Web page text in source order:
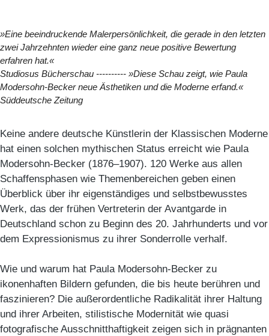
»Eine beeindruckende Malerpersönlichkeit, die gerade in den letzten
zwei Jahrzehnten wieder eine ganz neue positive Bewertung
erfahren hat.«
Studiosus Bücherschau ---------- »Diese Schau zeigt, wie Paula
Modersohn-Becker neue Ästhetiken und die Moderne erfand.«
Süddeutsche Zeitung
Keine andere deutsche Künstlerin der Klassischen Moderne
hat einen solchen mythischen Status erreicht wie Paula
Modersohn-Becker (1876–1907). 120 Werke aus allen
Schaffensphasen wie Themenbereichen geben einen
Überblick über ihr eigenständiges und selbstbewusstes
Werk, das der frühen Vertreterin der Avantgarde in
Deutschland schon zu Beginn des 20. Jahrhunderts und vor
dem Expressionismus zu ihrer Sonderrolle verhalf.
Wie und warum hat Paula Modersohn-Becker zu
ikonenhaften Bildern gefunden, die bis heute berühren und
faszinieren? Die außerordentliche Radikalität ihrer Haltung
und ihrer Arbeiten, stilistische Modernität wie quasi
fotografische Ausschnitthaftigkeit zeigen sich in prägnanten